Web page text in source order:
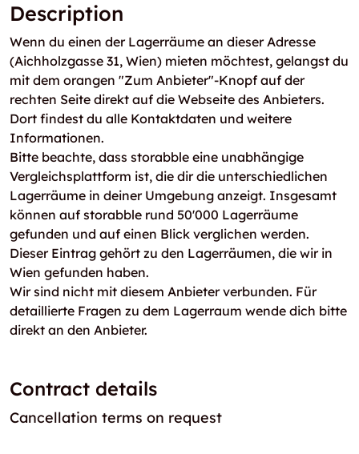
Description
Wenn du einen der Lagerräume an dieser Adresse
(Aichholzgasse 31, Wien) mieten möchtest, gelangst du
mit dem orangen "Zum Anbieter"-Knopf auf der
rechten Seite direkt auf die Webseite des Anbieters.
Dort findest du alle Kontaktdaten und weitere
Informationen.
Bitte beachte, dass storabble eine unabhängige
Vergleichsplattform ist, die dir die unterschiedlichen
Lagerräume in deiner Umgebung anzeigt. Insgesamt
können auf storabble rund 50'000 Lagerräume
gefunden und auf einen Blick verglichen werden.
Dieser Eintrag gehört zu den Lagerräumen, die wir in
Wien gefunden haben.
Wir sind nicht mit diesem Anbieter verbunden. Für
detaillierte Fragen zu dem Lagerraum wende dich bitte
direkt an den Anbieter.
Contract details
Cancellation terms on request